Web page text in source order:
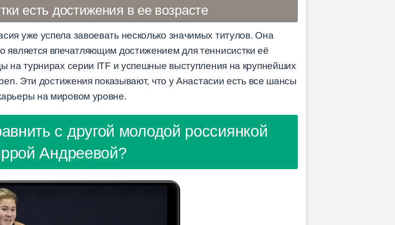
есть достижения в ее возрасте
уже успела завоевать несколько значимых титулов. Она
является впечатляющим достижением для теннисистки её
на турнирах серии ITF и успешные выступления на крупнейших
Эти достижения показывают, что у Анастасии есть все шансы
на мировом уровне.
с другой молодой россиянкой
Андреевой?